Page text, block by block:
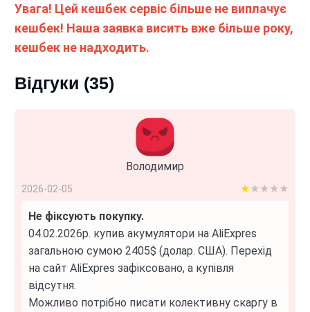
Увага! Цей кешбек сервіс більше не виплачує
кешбек! Наша заявка висить вже більше року,
кешбек не надходить.
Відгуки (35)
Володимир
2026-02-05 1 out of 5
Не фіксують покупку.
04.02.2026р. купив акумулятори на AliExpres
загальною сумою 2405$ (долар. США). Перехід
на сайт AliExpres зафіксовано, а купівля
відсутня.
Можливо потрібно писати колективну скаргу в